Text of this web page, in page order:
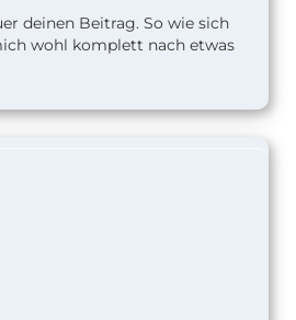
deinen Beitrag. So wie sich
wohl komplett nach etwas